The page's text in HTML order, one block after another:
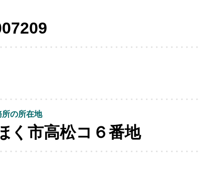
の所在地
く市高松コ６番地